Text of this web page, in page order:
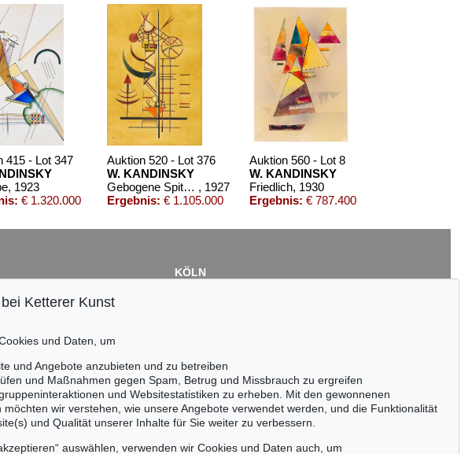
415 - Lot 347
, 1923
€ 1.320.000
Auktion 520 - Lot 376
W. KANDINSKY
Gebogene Spitzen , 1927
Ergebnis: € 1.105.000
Auktion 560 - Lot 8
W. KANDINSKY
Friedlich, 1930
Ergebnis: € 787.400
277 - Lot 19
KANDINSKY
, 1903
€ 230.000
Auktion 525 - Lot 201
WASSILY KANDINSKY
Reiter (Arabische Reiter)
, 1905
Ergebnis:€ 225.000
88 67 53-63
KÖLN
mehr verpassen!
Sie rechtzeitig.
Ketterer Kunst
und Daten, um
und Angebote anzubieten und zu betreiben
und Maßnahmen gegen Spam, Betrug und Missbrauch zu ergreifen
und Websitestatistiken zu erheben. Mit den gewonnenen
möchten wir verstehen, wie unsere Angebote verwendet werden, und die Funktionalität
und Qualität unserer Inhalte für Sie weiter zu verbessern.
auswählen, verwenden wir Cookies und Daten auch, um